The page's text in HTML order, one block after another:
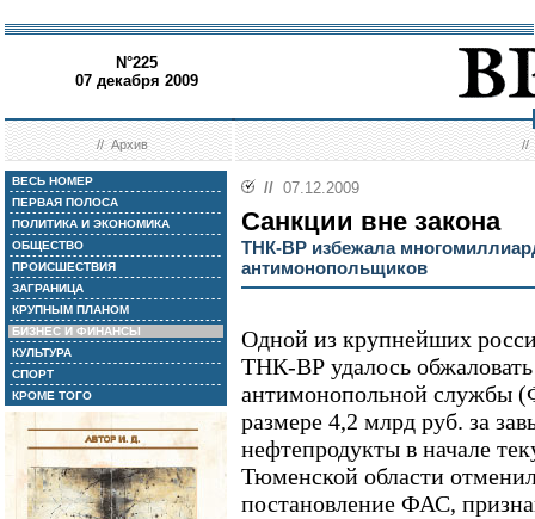
N°225
07 декабря 2009
//Архив //
ВЕСЬ НОМЕР
ПЕРВАЯ ПОЛОСА
ПОЛИТИКА И ЭКОНОМИКА
ОБЩЕСТВО
ПРОИСШЕСТВИЯ
ЗАГРАНИЦА
КРУПНЫМ ПЛАНОМ
БИЗНЕС И ФИНАНСЫ
КУЛЬТУРА
СПОРТ
КРОМЕ ТОГО
// 07.12.2009
Санкции вне закона
ТНК-ВР избежала
антимонопольщиков
Одной из крупнейших
ТНК-ВР удалось
антимонопольной службы
размере 4,2 млрд руб. за
нефтепродукты в начале
Тюменской области
постановление ФАС,